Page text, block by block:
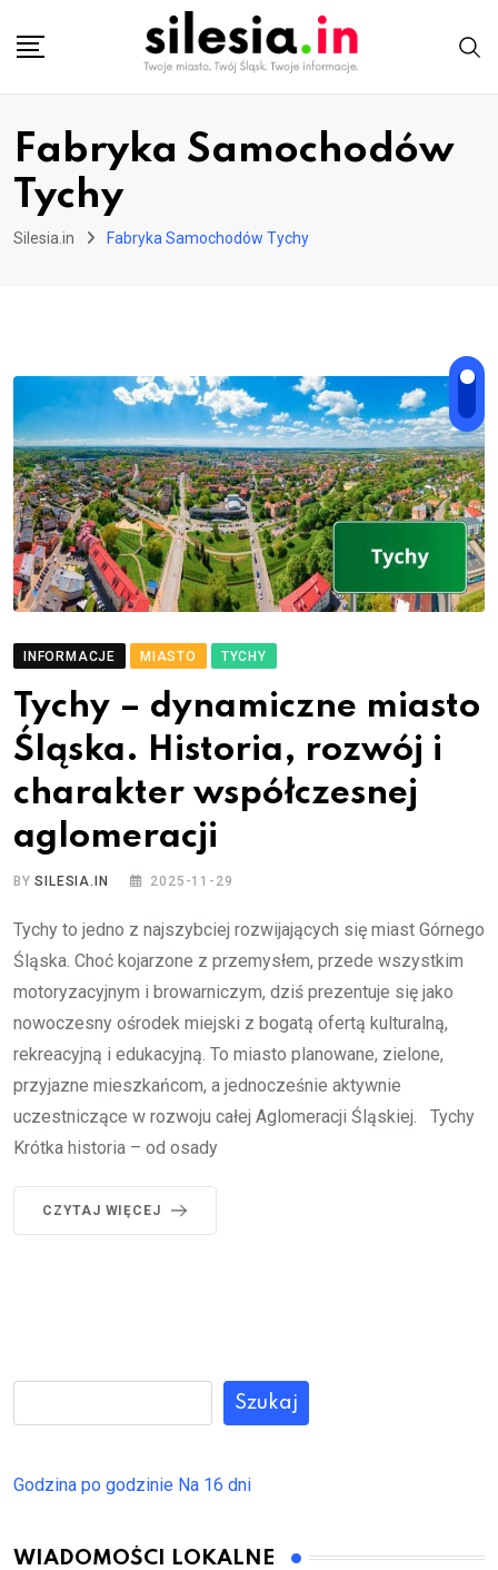
Fabryka Samochodów
Tychy
Silesia.in Fabryka Samochodów Tychy
INFORMACJE MIASTO TYCHY
Tychy – dynamiczne miasto
Śląska. Historia, rozwój i
charakter współczesnej
aglomeracji
BYSILESIA.IN 2025-11-29
Tychy to jedno z najszybciej rozwijających się miast Górnego
Śląska. Choć kojarzone z przemysłem, przede wszystkim
motoryzacyjnym i browarniczym, dziś prezentuje się jako
nowoczesny ośrodek miejski z bogatą ofertą kulturalną,
rekreacyjną i edukacyjną. To miasto planowane, zielone,
przyjazne mieszkańcom, a jednocześnie aktywnie
uczestniczące w rozwoju całej Aglomeracji Śląskiej. Tychy
Krótka historia – od osady
CZYTAJ WIĘCEJ
Szukaj
Godzina po godzinie Na 16 dni
WIADOMOŚCI LOKALNE